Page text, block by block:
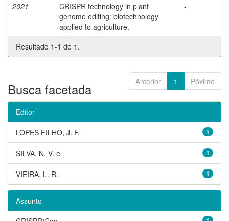
2021
CRISPR technology in plant
genome editing: biotechnology
applied to agriculture.
-
Resultado 1-1 de 1.
Anterior 1 Póximo
Busca facetada
Editor
1
LOPES FILHO, J. F.
1
SILVA, N. V. e
1
VIEIRA, L. R.
Assunto